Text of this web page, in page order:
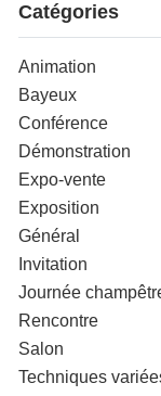
Catégories
Animation
Bayeux
Conférence
Démonstration
Expo-vente
Exposition
Général
Invitation
Journée
Rencontre
Salon
Techniques